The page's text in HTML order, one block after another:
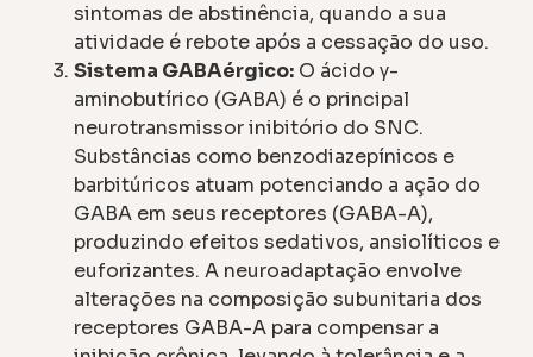
sintomas de abstinência, quando a sua
atividade é rebote após a cessação do uso.
Sistema GABAérgico: O ácido γ-
aminobutírico (GABA) é o principal
neurotransmissor inibitório do SNC.
Substâncias como benzodiazepínicos e
barbitúricos atuam potenciando a ação do
GABA em seus receptores (GABA-A),
produzindo efeitos sedativos, ansiolíticos e
euforizantes. A neuroadaptação envolve
alterações na composição subunitaria dos
receptores GABA-A para compensar a